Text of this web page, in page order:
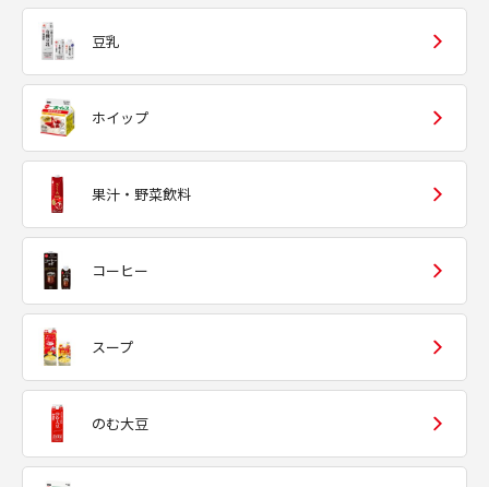
豆乳
ホイップ
果汁・野菜飲料
コーヒー
スープ
のむ大豆